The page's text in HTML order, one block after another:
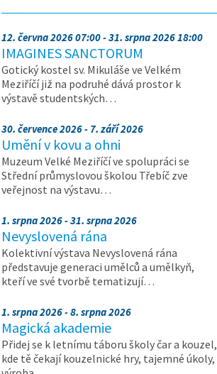
12. června 2026 07:00 - 31. srpna 2026 18:00
IMAGINES SANCTORUM
Gotický kostel sv. Mikuláše ve Velkém
Meziříčí již na podruhé dává prostor k
výstavě studentských…
30. července 2026 - 7. září 2026
Umění v kovu a ohni
Muzeum Velké Meziříčí ve spolupráci se
Střední průmyslovou školou Třebíč zve
veřejnost na výstavu…
1. srpna 2026 - 31. srpna 2026
Nevyslovená rána
Kolektivní výstava Nevyslovená rána
představuje generaci umělců a umělkyň,
kteří ve své tvorbě tematizují…
1. srpna 2026 - 8. srpna 2026
Magická akademie
Přidej se k letnímu táboru školy čar a kouzel,
kde tě čekají kouzelnické hry, tajemné úkoly,